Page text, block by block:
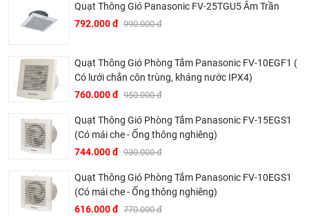
khẳng định chất lượng và độ tin cậy của sản phẩm quạt
trần đèn led này.
Quạt Thông Gió Panasonic FV-25TGU5 Âm Trần
792.000 đ 990.000 đ
Quạt Thông Gió Phòng Tắm Panasonic FV-10EGF1 (
Có lưới chắn côn trùng, kháng nước IPX4)
760.000 đ 950.000 đ
Quạt Thông Gió Phòng Tắm Panasonic FV-15EGS1
(Có mái che - Ống thông nghiêng)
744.000 đ 930.000 đ
Quạt Thông Gió Phòng Tắm Panasonic FV-10EGS1
(Có mái che - Ống thông nghiêng)
616.000 đ 770.000 đ